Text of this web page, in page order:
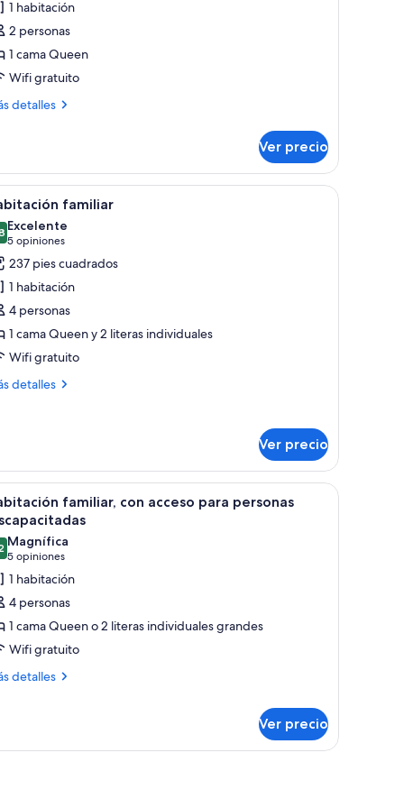
1 habitación
2 personas
1 cama Queen
Wifi gratuito
detalles
Ver precio
visible a través de un vidrio.
de madera y un ventanal pequeño.Una habitación de hotel moderna con una
7 familiar
de 10
Excelente
5 opiniones
(5
opiniones)
237 pies cuadrados
1 habitación
4 personas
1 cama Queen y 2 literas individuales
Wifi gratuito
detalles
Ver precio
estantería de madera llena de libros y adornos, un televisor en la pared
Un dormitorio moderno con una cama
6
familiar, con acceso para personas
de 10
Magnífica
5 opiniones
(5
opiniones)
1 habitación
4 personas
1 cama Queen o 2 literas individuales grandes
Wifi gratuito
detalles
Ver precio